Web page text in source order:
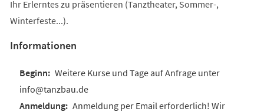
Ihr Erlerntes zu präsentieren (Tanztheater, Sommer-,
Winterfeste...).
Informationen
Weitere Kurse und Tage auf Anfrage unter
info@tanzbau.de
Anmeldung per Email erforderlich! Wir